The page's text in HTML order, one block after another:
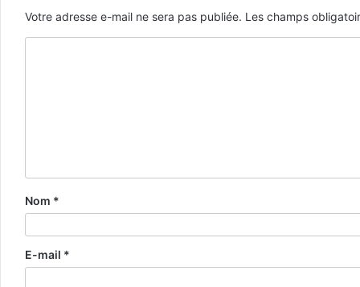
Votre adresse e-mail ne sera pas publiée. Les champs
Nom *
E-mail *